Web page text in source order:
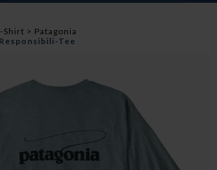
Shirt
Patagonia
Tee